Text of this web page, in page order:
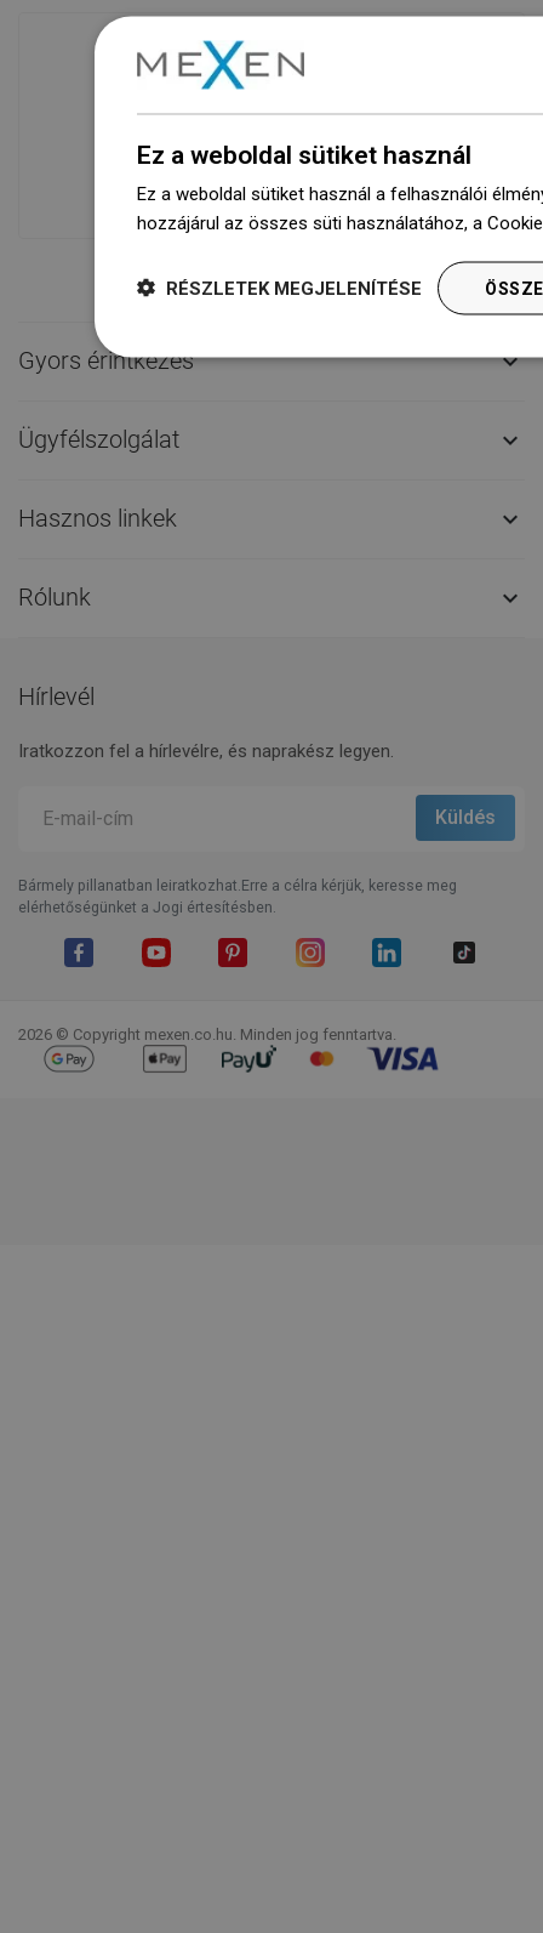
várnak rád.Mindig készen áll a
szállításra!
Gyors érintkezés 
Ügyfélszolgálat 
Hasznos linkek 
Rólunk 
Hírlevél
Iratkozzon fel a hírlevélre, és naprakész legyen.
Bármely pillanatban leiratkozhat.Erre a célra kérjük, keresse meg
elérhetőségünket a Jogi értesítésben.
2026 © Copyright mexen.co.hu. Minden jog fenntartva.
Ez a weboldal sütiket használ
Ez a weboldal sütiket használ a felhasználói
hozzájárul az összes süti használatához, a
RÉSZLETEK MEGJELENÍTÉSE